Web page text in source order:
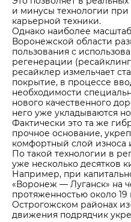
и минусы технологии
карьерной техники.
Однако наиболее
Воронежской области
пользования с
регенерации
ресайклер измельчает
покрытие, в процессе
необходимости
нового качественного
него уже укладываются
Фактически это та же
прочное основание,
комфортный слой износа
По такой технологии в
уже несколько десятков
Например, при
«Воронеж — Луганск» на
протяженностью около
Острогожском районах
движения подрядчик